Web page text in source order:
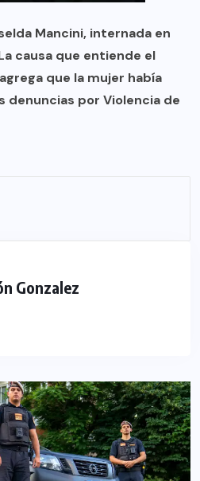
Mancini, internada en
causa que entiende el
que la mujer había
denuncias por Violencia de
Gonzalez